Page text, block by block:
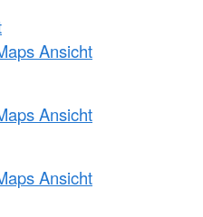
Ansicht
Ansicht
Ansicht